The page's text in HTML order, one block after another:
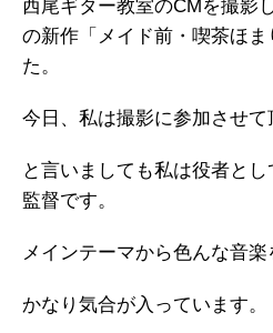
西尾ギター教室のCMを撮影
の新作「メイド前・喫茶ほ
た。
今日、私は撮影に参加させて
と言いましても私は役者と
監督です。
メインテーマから色んな音楽
かなり気合が入っています。